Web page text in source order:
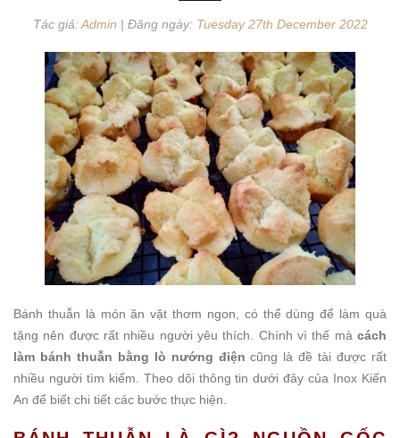
Tác giả: Admin | Đăng ngày: Tuesday 27th December 2022
Bánh thuẫn là món ăn vặt thơm ngon, có thể dùng để làm quà
tặng nên được rất nhiều người yêu thích. Chính vì thế mà cách
làm bánh thuẫn bằng lò nướng điện cũng là đề tài được rất
nhiều người tìm kiếm. Theo dõi thông tin dưới đây của Inox Kiến
An để biết chi tiết các bước thực hiện.